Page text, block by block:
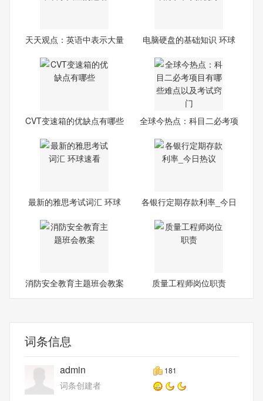
天天观点：英语中表示大量
电脑硬盘的基础知识 环球
CVT变速箱的优缺点有哪些
全球今热点：科目二必考项
最新的雅思考试词汇 环球
各银行定期存款利率_今日
消防安全教育主题班会教案 质量工程师岗位职责
词条信息
admin 181
词条创建者